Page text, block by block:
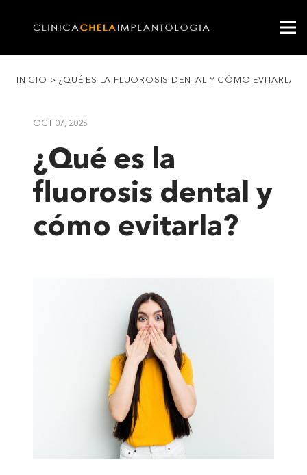
INICIO > ¿QUÉ ES LA FLUOROSIS DENTAL Y CÓMO EVITARLA?
OCT 07, 2025
¿Qué es la
fluorosis dental y
cómo evitarla?